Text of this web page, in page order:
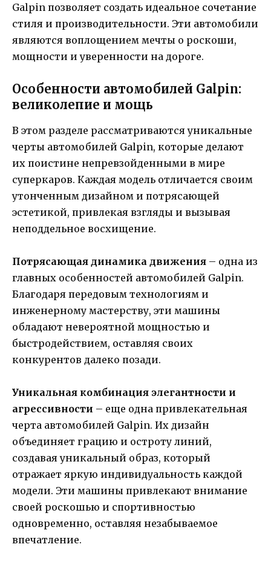
Galpin позволяет создать идеальное сочетание
стиля и производительности. Эти автомобили
являются воплощением мечты о роскоши,
мощности и уверенности на дороге.
Особенности автомобилей Galpin:
великолепие и мощь
В этом разделе рассматриваются уникальные
черты автомобилей Galpin, которые делают
их поистине непревзойденными в мире
суперкаров. Каждая модель отличается своим
утонченным дизайном и потрясающей
эстетикой, привлекая взгляды и вызывая
неподдельное восхищение.
Потрясающая динамика движения – одна из
главных особенностей автомобилей Galpin.
Благодаря передовым технологиям и
инженерному мастерству, эти машины
обладают невероятной мощностью и
быстродействием, оставляя своих
конкурентов далеко позади.
Уникальная комбинация элегантности и
агрессивности – еще одна привлекательная
черта автомобилей Galpin. Их дизайн
объединяет грацию и остроту линий,
создавая уникальный образ, который
отражает яркую индивидуальность каждой
модели. Эти машины привлекают внимание
своей роскошью и спортивностью
одновременно, оставляя незабываемое
впечатление.